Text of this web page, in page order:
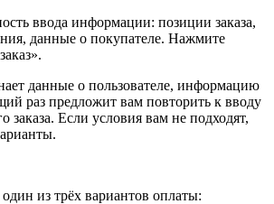
ввода информации: позиции заказа,
данные о покупателе. Нажмите
данные о пользователе, информацию
раз предложит вам повторить к вводу
заказа. Если условия вам не подходят,
из трёх вариантов оплаты: